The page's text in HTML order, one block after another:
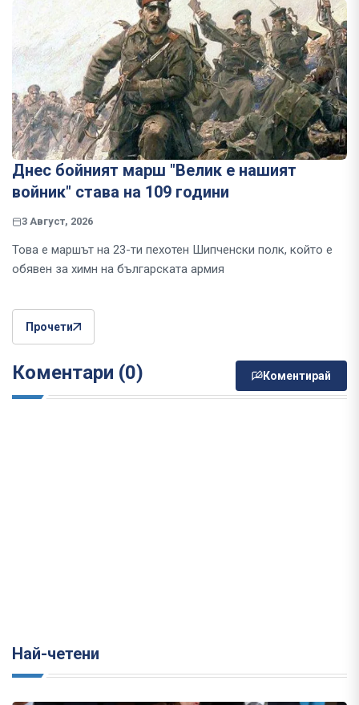
Днес бойният марш "Велик е нашият
войник" става на 109 години
3 Август, 2026
Това е маршът на 23-ти пехотен Шипченски полк, който е
обявен за химн на българската армия
Прочети
Коментари (0) Коментирай
Най-четени